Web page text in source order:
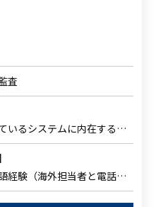
査
いるシステムに内在するセ
クの有無を評価する業務。
チームに所属して、セキュ
インに基づいてリスク評価
を作成いただきます。※基
経験（海外担当者と電話や
やり取りする機会がありま